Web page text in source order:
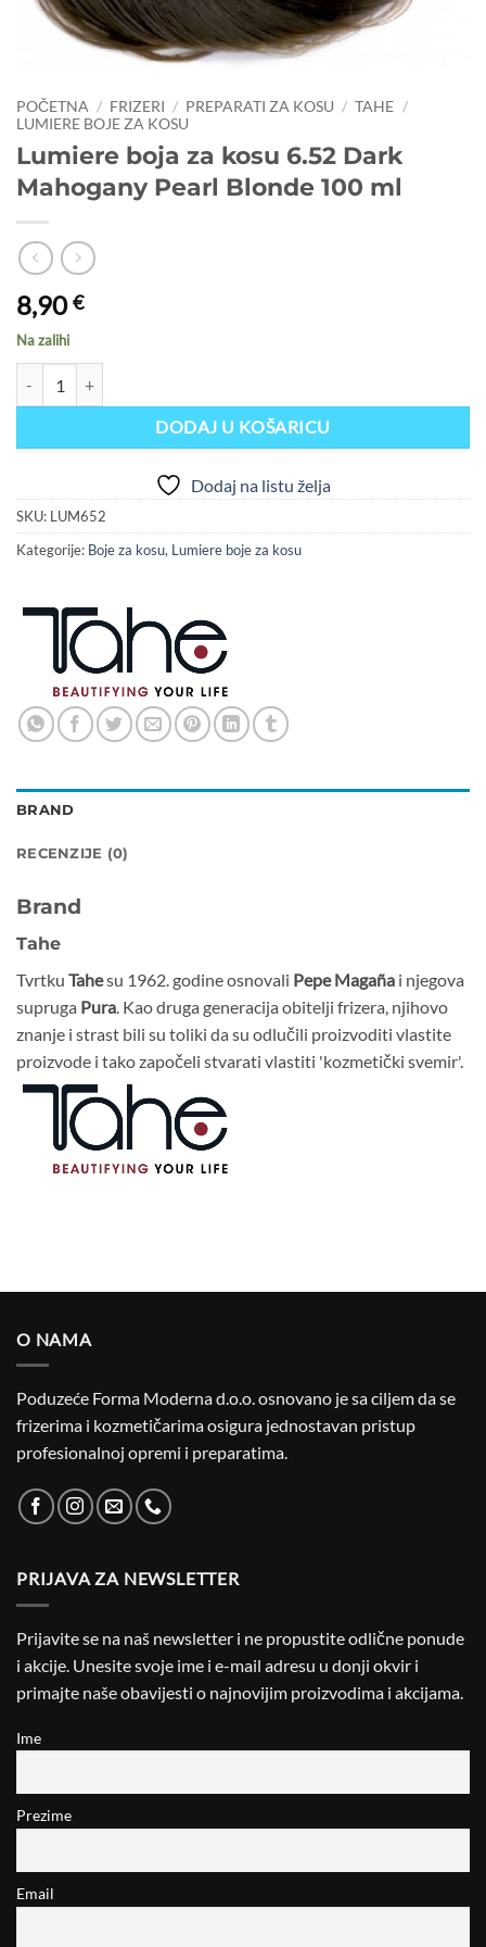
POČETNA / FRIZERI / PREPARATI ZA KOSU / TAHE /
LUMIERE BOJE ZA KOSU
Lumiere boja za kosu 6.52 Dark
Mahogany Pearl Blonde 100 ml
8,90€
Na zalihi
DODAJ U KOŠARICU
Dodaj na listu želja
SKU: LUM652
Kategorije: Boje za kosu, Lumiere boje za kosu
BRAND
RECENZIJE (0)
Brand
Tahe
Tvrtku Tahesu 1962. godine osnovali Pepe Magaña i njegova
supruga Pura . Kao druga generacija obitelji frizera, njihovo
znanje i strast bili su toliki da su odlučili proizvoditi vlastite
proizvode i tako započeli stvarati vlastiti 'kozmetički svemir'.
O NAMA
Poduzeće Forma Moderna d.o.o. osnovano je sa ciljem da se
frizerima i kozmetičarima osigura jednostavan pristup
profesionalnoj opremi i preparatima.
PRIJAVA ZA NEWSLETTER
Prijavite se na naš newsletter i ne propustite odlične ponude
i akcije. Unesite svoje ime i e-mail adresu u donji okvir i
primajte naše obavijesti o najnovijim proizvodima i akcijama.
Ime
Prezime
Email